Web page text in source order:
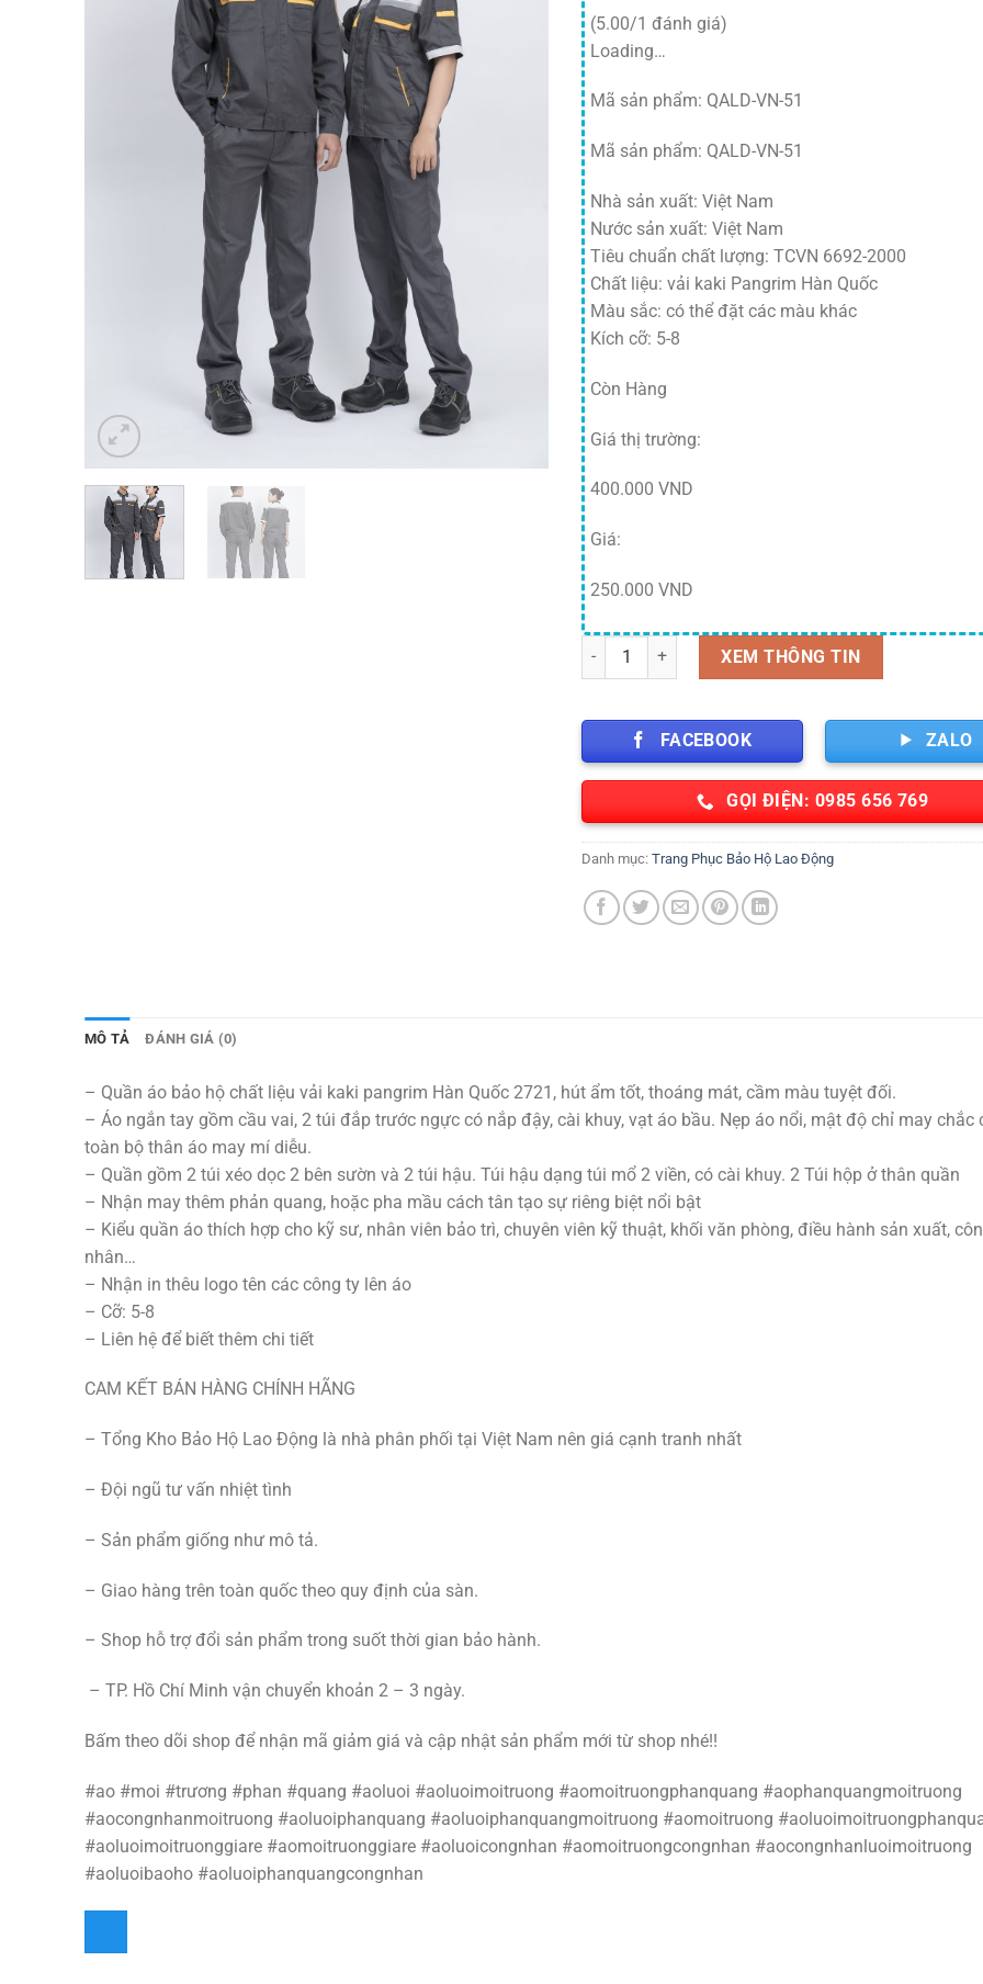
(5.00/1 đánh giá)
Loading…
Mã sản phẩm: QALD-VN-51
Mã sản phẩm: QALD-VN-51
Nhà sản xuất: Việt Nam
Nước sản xuất: Việt Nam
Tiêu chuẩn chất lượng: TCVN 6692-2000
Chất liệu: vải kaki Pangrim Hàn Quốc
Màu sắc: có thể đặt các màu khác
Kích cỡ: 5-8
Còn Hàng
Giá thị trường:
400.000 VND
Giá:
250.000 VND
Bộ quần áo bảo hộ màu xám pha màu đa dạng vải
XEM THÔNG TIN
FACEBOOK ZALO
GỌI ĐIỆN: 0985 656 769
Danh mục:Trang Phục Bảo Hộ Lao Động
MÔ TẢ ĐÁNH GIÁ (0)
– Quần áo bảo hộ chất liệu vải kaki pangrim Hàn Quốc 2721, hút ẩm tốt, thoáng mát, cầm màu tuyệt đối.
– Áo ngắn tay gồm cầu vai, 2 túi đắp trước ngực có nắp đậy, cài khuy, vạt áo bầu. Nẹp áo nổi, mật độ chỉ may chắc
toàn bộ thân áo may mí diễu.
– Quần gồm 2 túi xéo dọc 2 bên sườn và 2 túi hậu. Túi hậu dạng túi mổ 2 viền, có cài khuy. 2 Túi hộp ở thân quần
– Nhận may thêm phản quang, hoặc pha mầu cách tân tạo sự riêng biệt nổi bật
– Kiểu quần áo thích hợp cho kỹ sư, nhân viên bảo trì, chuyên viên kỹ thuật, khối văn phòng, điều hành sản xuất,
nhân…
– Nhận in thêu logo tên các công ty lên áo
– Cỡ: 5-8
– Liên hệ để biết thêm chi tiết
CAM KẾT BÁN HÀNG CHÍNH HÃNG
– Tổng Kho Bảo Hộ Lao Động là nhà phân phối tại Việt Nam nên giá cạnh tranh nhất
– Đội ngũ tư vấn nhiệt tình
– Sản phẩm giống như mô tả.
– Giao hàng trên toàn quốc theo quy định của sàn.
– Shop hỗ trợ đổi sản phẩm trong suốt thời gian bảo hành.
– TP. Hồ Chí Minh vận chuyển khoản 2 – 3 ngày.
Bấm theo dõi shop để nhận mã giảm giá và cập nhật sản phẩm mới từ shop nhé!!
#ao #moi #trương #phan #quang #aoluoi #aoluoimoitruong #aomoitruongphanquang #aophanquangmoitruong
#aocongnhanmoitruong #aoluoiphanquang #aoluoiphanquangmoitruong #aomoitruong
#aoluoimoitruonggiare #aomoitruonggiare #aoluoicongnhan #aomoitruongcongnhan #aocongnhanluoimoitruong
#aoluoibaoho #aoluoiphanquangcongnhan